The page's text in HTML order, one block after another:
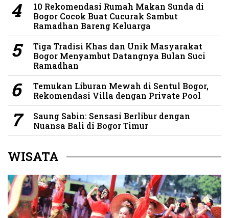
10 Rekomendasi Rumah Makan Sunda di
Bogor Cocok Buat Cucurak Sambut
Ramadhan Bareng Keluarga
Tiga Tradisi Khas dan Unik Masyarakat
Bogor Menyambut Datangnya Bulan Suci
Ramadhan
Temukan Liburan Mewah di Sentul Bogor,
Rekomendasi Villa dengan Private Pool
Saung Sabin: Sensasi Berlibur dengan
Nuansa Bali di Bogor Timur
WISATA